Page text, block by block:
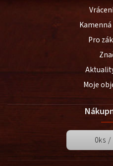
Pro
Moje
0ks /